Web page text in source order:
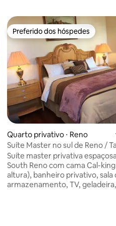
avaliação média de 5, 184
Preferido dos hóspedes
Preferido dos hóspedes
Quarto privativo ⋅ Reno
Suíte Master no sul de Reno /
Airbnb incluída
Suíte master privativa
South Reno com cama Cal-
altura), banheiro privativo, sala
armazenamento, TV,